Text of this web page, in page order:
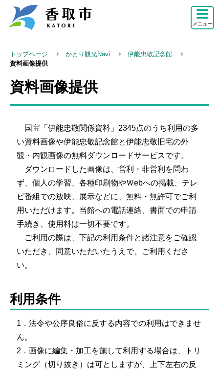
メニュー
トップページ かとり観光Navi
伊能忠敬記念館
資料画像提供
本
文
か
ら
資料画像提供
国宝「伊能忠敬関係資料」2345点のうち利用の多
い資料画像や伊能忠敬記念館と伊能忠敬旧宅の外
観・内観画像の無料ダウンロードサービスです。
ダウンロードした画像は、営利・非営利を問わ
ず、個人の学習、各種印刷物やＷebへの掲載、テレ
ビ番組での放映、展示などに、無料・無許可でご利
用いただけます。当館への電話連絡、書面での申請
手続き、使用料は一切不要です。
ご利用の際は、下記の利用条件と諸注意をご確認
いただき、同意いただいたうえで、ご利用くださ
い。
利用条件
1．法令や公序良俗に反する内容での利用はできませ
ん。
2．画像に編集・加工を施して利用する場合は、トリ
ミング（切り抜き）は可としますが、上下左右の反